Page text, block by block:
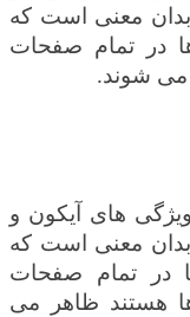
معنی است که
در تمام صفحات
شوند.
های آیکون و
معنی است که
در تمام صفحات
هستند ظاهر می